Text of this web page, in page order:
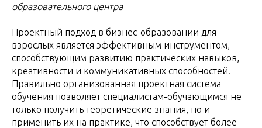
образовательного центра
Проектный подход в бизнес-образовании для
взрослых является эффективным инструментом,
способствующим развитию практических навыков,
креативности и коммуникативных способностей.
Правильно организованная проектная система
обучения позволяет специалистам-обучающимся не
только получить теоретические знания, но и
применить их на практике, что способствует более